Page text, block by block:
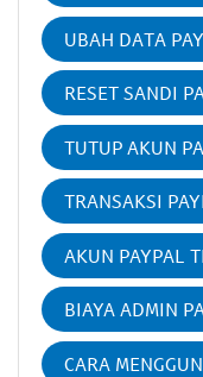
UBAH DATA
RESET SANDI
TUTUP AKUN
TRANSAKSI
AKUN PAYPAL
BIAYA ADMIN
CARA